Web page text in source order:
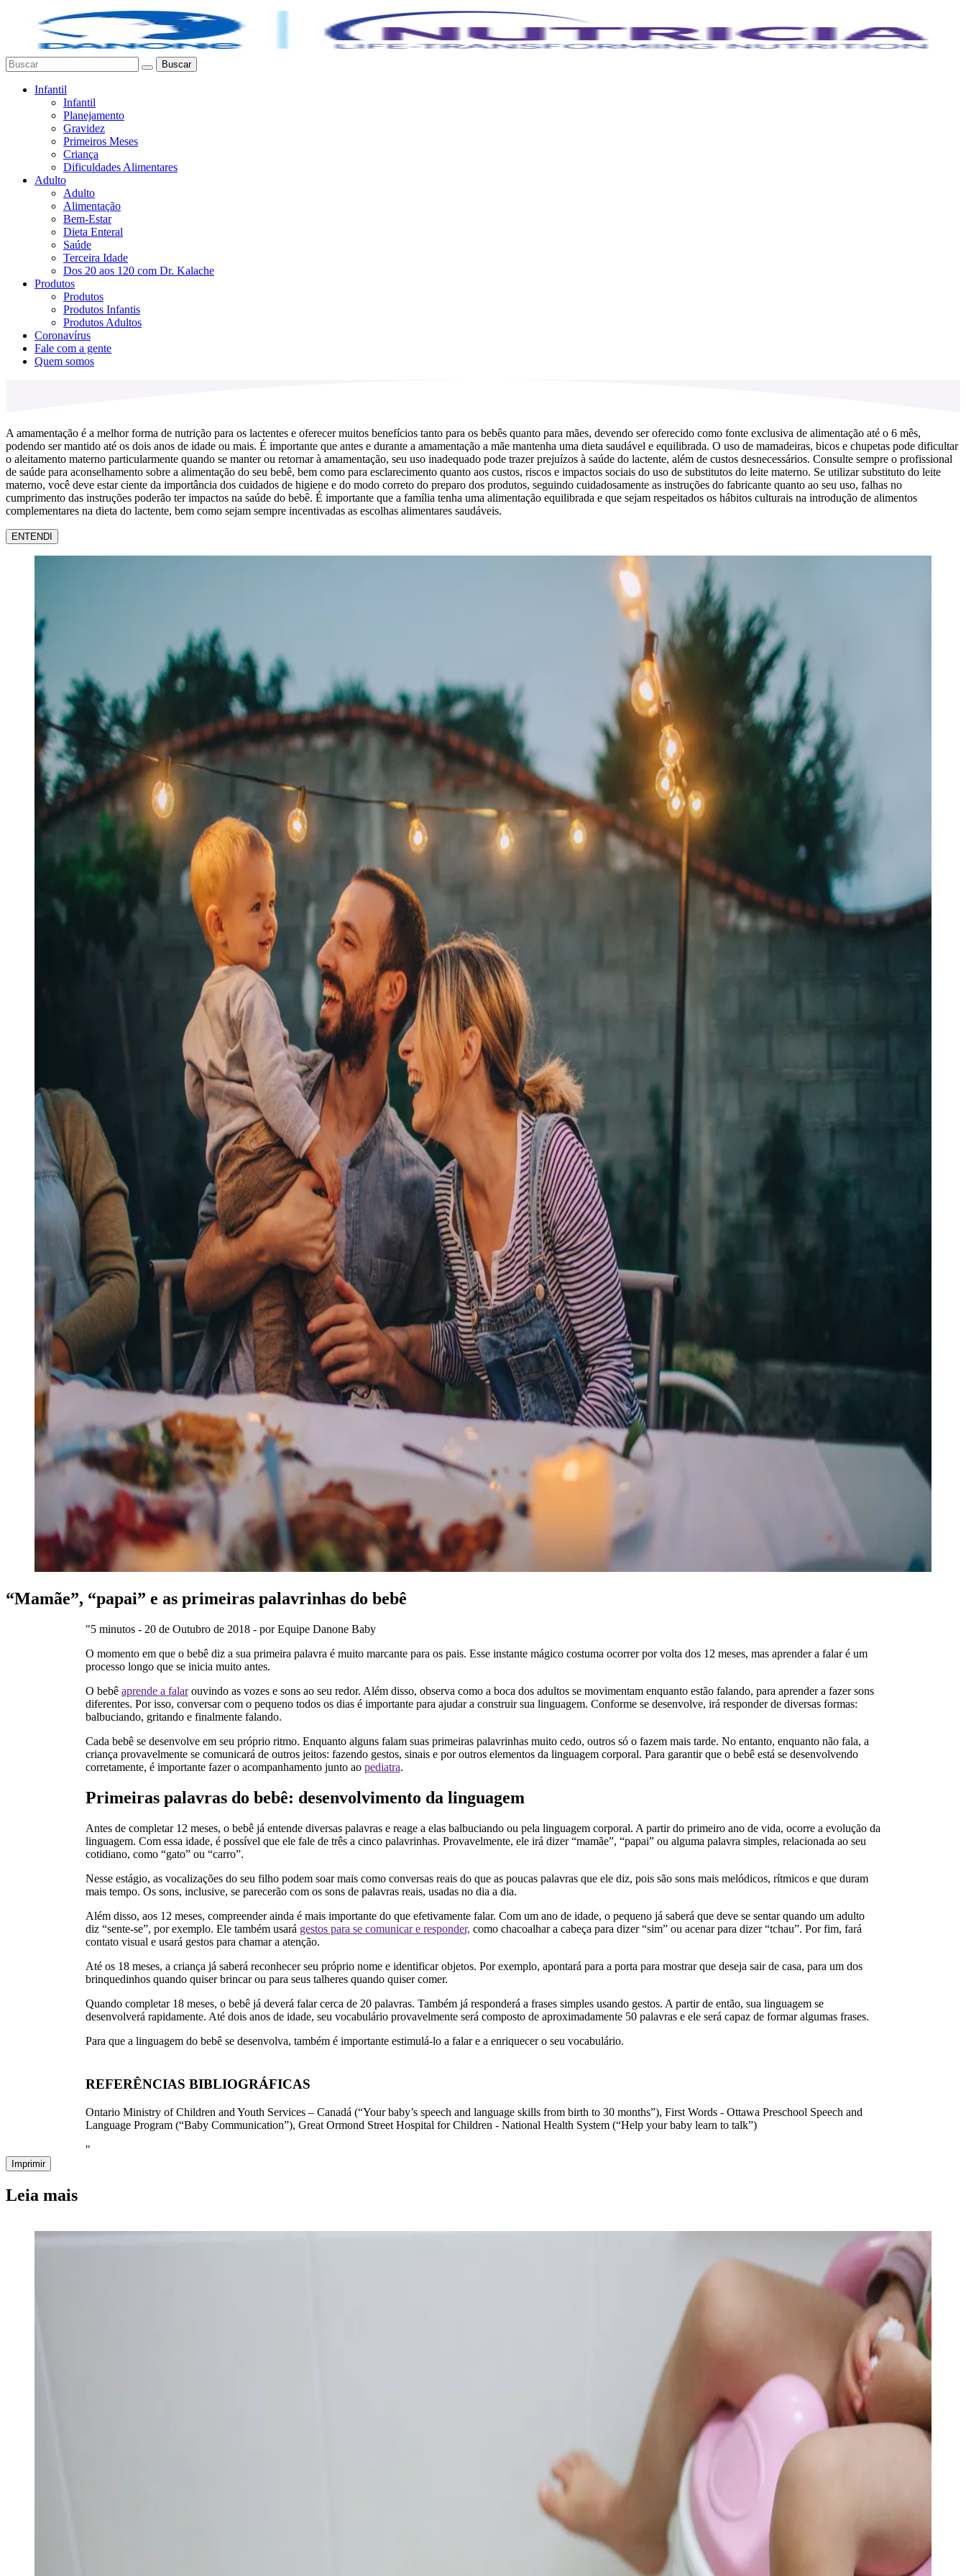
Buscar
Infantil
Infantil
Planejamento
Gravidez
Primeiros Meses
Criança
Dificuldades Alimentares
Adulto
Adulto
Alimentação
Bem-Estar
Dieta Enteral
Saúde
Terceira Idade
Dos 20 aos 120 com Dr. Kalache
Produtos
Produtos
Produtos Infantis
Produtos Adultos
Coronavírus
Fale com a gente
Quem somos
A amamentação é a melhor forma de nutrição para os lactentes e oferecer muitos benefícios tanto para os bebês quanto para mães, devendo ser oferecido como fonte exclusiva de alimentação até o 6 mês,
podendo ser mantido até os dois anos de idade ou mais. É importante que antes e durante a amamentação a mãe mantenha uma dieta saudável e equilibrada. O uso de mamadeiras, bicos e chupetas pode dificultar
o aleitamento materno particularmente quando se manter ou retornar à amamentação, seu uso inadequado pode trazer prejuízos à saúde do lactente, além de custos desnecessários. Consulte sempre o profissional
de saúde para aconselhamento sobre a alimentação do seu bebê, bem como para esclarecimento quanto aos custos, riscos e impactos sociais do uso de substitutos do leite materno. Se utilizar substituto do leite
materno, você deve estar ciente da importância dos cuidados de higiene e do modo correto do preparo dos produtos, seguindo cuidadosamente as instruções do fabricante quanto ao seu uso, falhas no
cumprimento das instruções poderão ter impactos na saúde do bebê. É importante que a família tenha uma alimentação equilibrada e que sejam respeitados os hábitos culturais na introdução de alimentos
complementares na dieta do lactente, bem como sejam sempre incentivadas as escolhas alimentares saudáveis.
ENTENDI
“Mamãe”, “papai” e as primeiras palavrinhas do bebê
"5 minutos - 20 de Outubro de 2018 - por Equipe Danone Baby
O momento em que o bebê diz a sua primeira palavra é muito marcante para os pais. Esse instante mágico costuma ocorrer por volta dos 12 meses, mas aprender a falar é um
processo longo que se inicia muito antes.
O bebê aprende a falarouvindo as vozes e sons ao seu redor. Além disso, observa como a boca dos adultos se movimentam enquanto estão falando, para aprender a fazer sons
diferentes. Por isso, conversar com o pequeno todos os dias é importante para ajudar a construir sua linguagem. Conforme se desenvolve, irá responder de diversas formas:
balbuciando, gritando e finalmente falando.
Cada bebê se desenvolve em seu próprio ritmo. Enquanto alguns falam suas primeiras palavrinhas muito cedo, outros só o fazem mais tarde. No entanto, enquanto não fala, a
criança provavelmente se comunicará de outros jeitos: fazendo gestos, sinais e por outros elementos da linguagem corporal. Para garantir que o bebê está se desenvolvendo
corretamente, é importante fazer o acompanhamento junto ao pediatra.
Primeiras palavras do bebê: desenvolvimento da linguagem
Antes de completar 12 meses, o bebê já entende diversas palavras e reage a elas balbuciando ou pela linguagem corporal. A partir do primeiro ano de vida, ocorre a evolução da
linguagem. Com essa idade, é possível que ele fale de três a cinco palavrinhas. Provavelmente, ele irá dizer “mamãe”, “papai” ou alguma palavra simples, relacionada ao seu
cotidiano, como “gato” ou “carro”.
Nesse estágio, as vocalizações do seu filho podem soar mais como conversas reais do que as poucas palavras que ele diz, pois são sons mais melódicos, rítmicos e que duram
mais tempo. Os sons, inclusive, se parecerão com os sons de palavras reais, usadas no dia a dia.
Além disso, aos 12 meses, compreender ainda é mais importante do que efetivamente falar. Com um ano de idade, o pequeno já saberá que deve se sentar quando um adulto
diz “sente-se”, por exemplo. Ele também usará gestos para se comunicar e responder, como chacoalhar a cabeça para dizer “sim” ou acenar para dizer “tchau”. Por fim, fará
contato visual e usará gestos para chamar a atenção.
Até os 18 meses, a criança já saberá reconhecer seu próprio nome e identificar objetos. Por exemplo, apontará para a porta para mostrar que deseja sair de casa, para um dos
brinquedinhos quando quiser brincar ou para seus talheres quando quiser comer.
Quando completar 18 meses, o bebê já deverá falar cerca de 20 palavras. Também já responderá a frases simples usando gestos. A partir de então, sua linguagem se
desenvolverá rapidamente. Até dois anos de idade, seu vocabulário provavelmente será composto de aproximadamente 50 palavras e ele será capaz de formar algumas frases.
Para que a linguagem do bebê se desenvolva, também é importante estimulá-lo a falar e a enriquecer o seu vocabulário.
REFERÊNCIAS BIBLIOGRÁFICAS
Ontario Ministry of Children and Youth Services – Canadá (“Your baby’s speech and language skills from birth to 30 months”), First Words - Ottawa Preschool Speech and
Language Program (“Baby Communication”), Great Ormond Street Hospital for Children - National Health System (“Help your baby learn to talk”)
"
Imprimir
Leia mais